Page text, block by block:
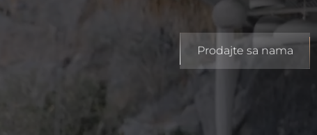
Prodajte sa nama